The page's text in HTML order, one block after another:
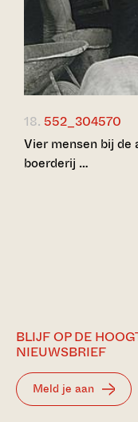
18. 552_304570
Vier mensen bij
boerderij …
BLIJF OP DE
NIEUWSBRIEF
Meld je aan